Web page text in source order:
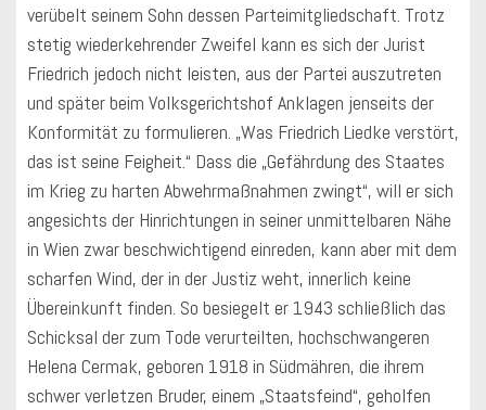
verübelt seinem Sohn dessen Parteimitgliedschaft. Trotz
stetig wiederkehrender Zweifel kann es sich der Jurist
Friedrich jedoch nicht leisten, aus der Partei auszutreten
und später beim Volksgerichtshof Anklagen jenseits der
Konformität zu formulieren. „Was Friedrich Liedke verstört,
das ist seine Feigheit.“ Dass die „Gefährdung des Staates
im Krieg zu harten Abwehrmaßnahmen zwingt“, will er sich
angesichts der Hinrichtungen in seiner unmittelbaren Nähe
in Wien zwar beschwichtigend einreden, kann aber mit dem
scharfen Wind, der in der Justiz weht, innerlich keine
Übereinkunft finden. So besiegelt er 1943 schließlich das
Schicksal der zum Tode verurteilten, hochschwangeren
Helena Cermak, geboren 1918 in Südmähren, die ihrem
schwer verletzen Bruder, einem „Staatsfeind“, geholfen